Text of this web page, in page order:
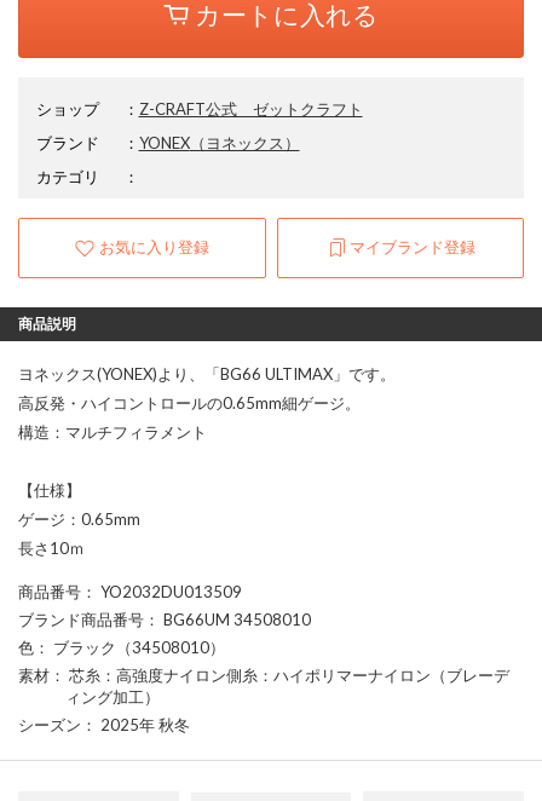
カートに入れる
ショップ ： Z-CRAFT公式 ゼットクラフト
ブランド
： YONEX（ヨネックス）
カテゴリ
：
お気に入り登録 マイブランド登録
商品説明
ヨネックス(YONEX)より、「BG66 ULTIMAX」です。
高反発・ハイコントロールの0.65mm細ゲージ。
構造：マルチフィラメント
【仕様】
ゲージ：0.65mm
長さ10ｍ
商品番号 ： YO2032DU013509
ブランド商品番号 ： BG66UM 34508010
色 ： ブラック（34508010）
素材 ： 芯糸：高強度ナイロン側糸：ハイポリマーナイロン（ブレーデ
ィング加工）
シーズン ： 2025年 秋冬